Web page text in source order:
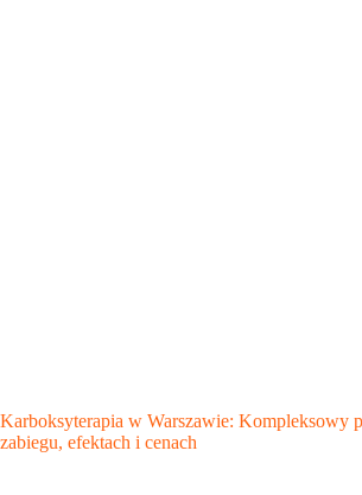
Karboksyterapia w Warszawie: Kompleksowy
zabiegu, efektach i cenach